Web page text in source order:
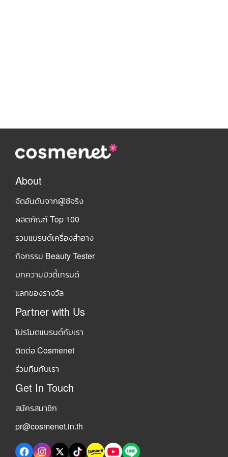
About
จัดอันดับจากผู้ใช้จริง
ผลิตภัณฑ์ Top 100
รวมแบรนด์เครื่องสำอาง
กิจกรรม Beauty Tester
บทความบิวตี้เทรนด์
แลกของรางวัล
Partner with Us
โปรโมตแบรนด์กับเรา
ติดต่อ Cosmenet
ร่วมทีมกับเรา
Get In Touch
สมัครสมาชิก
pr@cosmenet.in.th